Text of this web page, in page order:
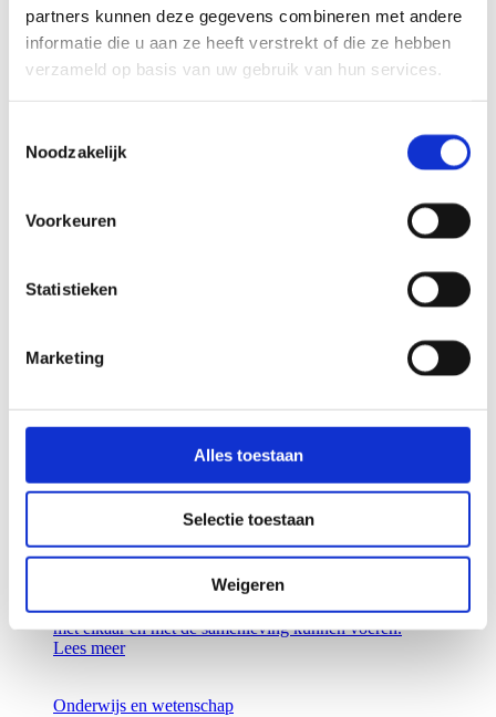
partners kunnen deze gegevens combineren met andere
informatie die u aan ze heeft verstrekt of die ze hebben
verzameld op basis van uw gebruik van hun services.
Noodzakelijk
Voorkeuren
Statistieken
Marketing
Alles toestaan
Selectie toestaan
Weigeren
Onderwijs en wetenschap
Bij het Koning Willem 1 College betekent circulair
ingezet.
DR.KNIPPENBERG COLLEGE HELMOND
onderwijsgebouw dat functioneel en eigentijds is. Een
prikkelende omgeving die de campus verrijkt, een thuis
Lees meer
Onderwijs en wetenschap
NIEUWBOUW DIALOGUE CENTRE OMNIA
Wageningen University & Research waar studenten en
onderzoekers op een toegankelijke manier de dialoog
met elkaar en met de samenleving kunnen voeren.
Lees meer
Onderwijs en wetenschap